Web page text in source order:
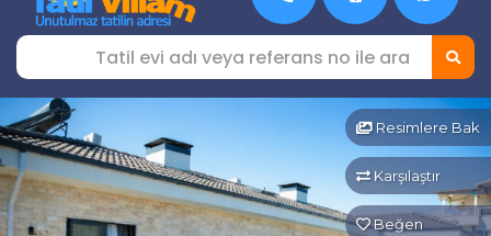
Resimlere Bak
Karşılaştır
Beğen